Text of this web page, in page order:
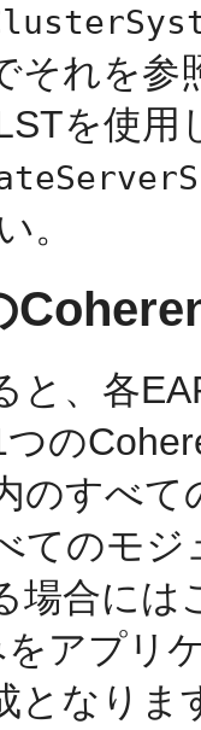
それを参
を使
。
と、各
の
のすべ
てのモ
場合に
アプリ
となりま